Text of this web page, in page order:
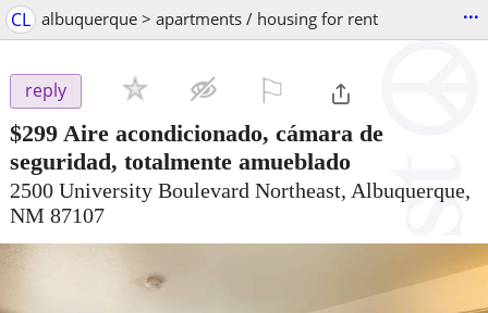
CL albuquerque > apartments / housing for rent ...
reply
$299 Aire acondicionado, cámara de
seguridad, totalmente amueblado
2500 University Boulevard Northeast, Albuquerque,
NM 87107